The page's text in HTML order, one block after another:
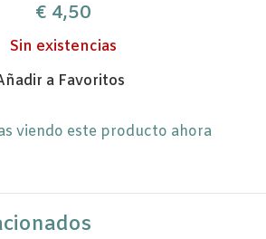
€ 4,50
Sin existencias
a Favoritos
viendo este producto ahora